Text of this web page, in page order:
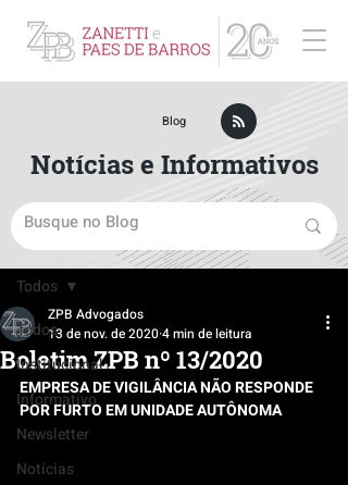
Post
Todos
Institucional
Informativo
Newsletter
Notícias
Todos
Boletim ZPB nº 13/2020
ZPB Advogados
13 de nov. de 20204 min de leitura
EMPRESA DE VIGILÂNCIA NÃO RESPONDE
POR FURTO EM UNIDADE AUTÔNOMA
Blog
Notícias e Informativos